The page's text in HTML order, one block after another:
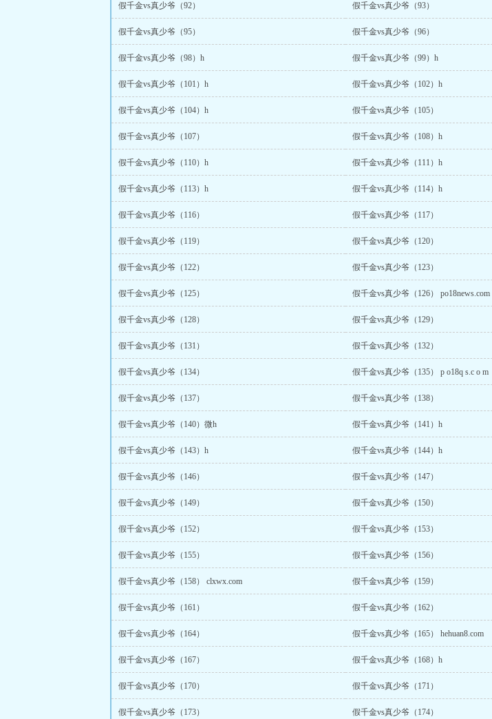
假千金vs真少爷（92） 假千金vs真少爷（93）
假千金vs真少爷（95） 假千金vs真少爷（96）
假千金vs真少爷（98）h 假千金vs真少爷（99）h
假千金vs真少爷（101）h 假千金vs真少爷（102）h
假千金vs真少爷（104）h 假千金vs真少爷（105）
假千金vs真少爷（107） 假千金vs真少爷（108）h
假千金vs真少爷（110）h 假千金vs真少爷（111）h
假千金vs真少爷（113）h 假千金vs真少爷（114）h
假千金vs真少爷（116） 假千金vs真少爷（117）
假千金vs真少爷（119） 假千金vs真少爷（120）
假千金vs真少爷（122） 假千金vs真少爷（123）
假千金vs真少爷（125） 假千金vs真少爷（126） po18news.com
假千金vs真少爷（128） 假千金vs真少爷（129）
假千金vs真少爷（131） 假千金vs真少爷（132）
假千金vs真少爷（134） 假千金vs真少爷（135） p o18q s.c o m
假千金vs真少爷（137） 假千金vs真少爷（138）
假千金vs真少爷（140）微h 假千金vs真少爷（141）h
假千金vs真少爷（143）h 假千金vs真少爷（144）h
假千金vs真少爷（146） 假千金vs真少爷（147）
假千金vs真少爷（149） 假千金vs真少爷（150）
假千金vs真少爷（152） 假千金vs真少爷（153）
假千金vs真少爷（155） 假千金vs真少爷（156）
假千金vs真少爷（158） clxwx.com 假千金vs真少爷（159）
假千金vs真少爷（161） 假千金vs真少爷（162）
假千金vs真少爷（164） 假千金vs真少爷（165） hehuan8.com
假千金vs真少爷（167） 假千金vs真少爷（168）h
假千金vs真少爷（170） 假千金vs真少爷（171）
假千金vs真少爷（173） 假千金vs真少爷（174）